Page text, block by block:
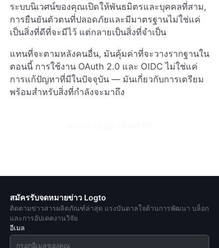
ระบบนิเวศน์ของคุณเปิดให้พันธมิตรและบุคคลที่สาม,
การยืนยันตัวตนที่ปลอดภัยและมีมาตรฐานไม่ใช่แค่
เป็นสิ่งที่ดีที่จะมีไว้ แต่กลายเป็นสิ่งที่จำเป็น
แทนที่จะตามหลังคนอื่น, มันคุ้มค่าที่จะวางรากฐานใน
ตอนนี้ การใช้งาน OAuth 2.0 และ OIDC ไม่ใช่แค่
การแก้ปัญหาที่มีในปัจจุบัน — มันเกี่ยวกับการเตรียม
พร้อมสำหรับสิ่งที่กำลังจะมาถึง
สมัครรับจดหมายข่าว Logto
ติดตามข่าวสารผลิตภัณฑ์ล่าสุด แรงบันดาลใจด้านการพัฒนา บล็อก
และการอัปเดตงานวิจัย
อีเมล